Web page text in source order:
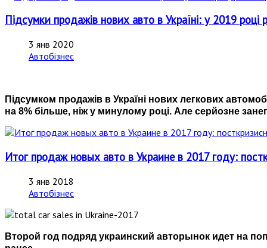
Підсумки продажів нових авто в Україні: у 2019 році
3 янв 2020
Автобізнес
Підсумком продажів в Україні нових легкових
на 8% більше, ніж у минулому році. Але серйозне
Итог продаж новых авто в Украине в 2017 году:
3 янв 2018
Автобізнес
Второй год подряд украинский авторынок идет на